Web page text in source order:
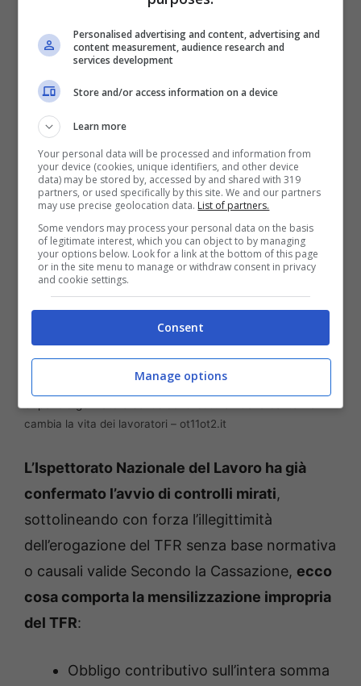
sono di poco conto. Chi ha adottato questa
sanzioni, richieste contributive retroattive e
possibili contenziosi legali da parte degli enti
previdenziali.
cambia la vita dei lavoratori – ot11ot2.it
L’Ispettorato Nazionale del Lavoro ha già
confermato l’avvio di controlli mirati,
sottolineando con forza l’illegittimità
dell’erogazione del TFR senza base normativa
o causali valide Secondo la Cassazione, ecco
cosa comporta la mensilizzazione impropria
del TFR:
Obbligo contributivo sull’intera somma
Personalised advertising and content, advertising and
content measurement, audience research and
services development
Store and/or access information on a device
Learn more
Your personal data will be processed and information from
your device (cookies, unique identifiers, and other device
data) may be stored by, accessed by and shared with 319
partners, or used specifically by this site. We and our partners
may use precise geolocation data. List of partners.
Some vendors may process your personal data on the basis
of legitimate interest, which you can object to by managing
your options below. Look for a link at the bottom of this page
or in the site menu to manage or withdraw consent in privacy
and cookie settings.
Consent
Manage options